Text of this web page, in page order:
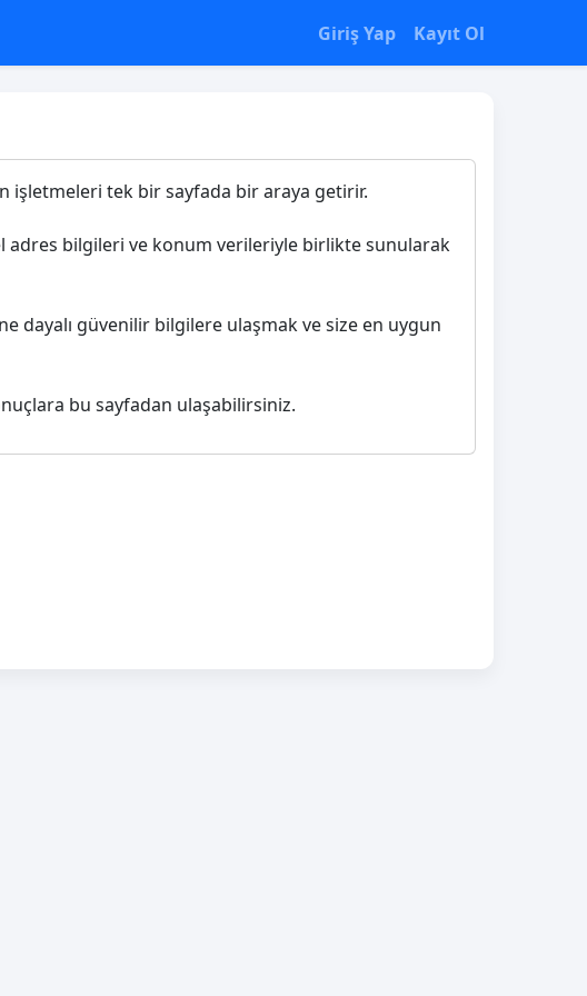
Giriş Yap Kayıt Ol
işletmeleri tek bir sayfada bir araya getirir.
adres bilgileri ve konum verileriyle birlikte sunularak
dayalı güvenilir bilgilere ulaşmak ve size en uygun
bu sayfadan ulaşabilirsiniz.